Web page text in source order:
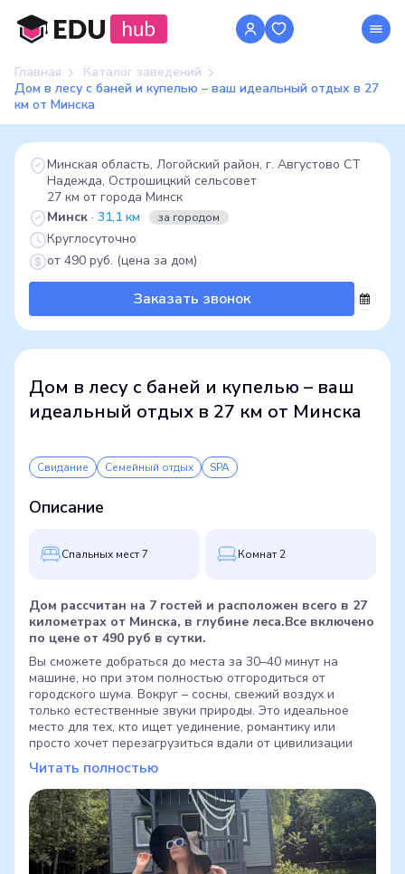
Главная
Каталог заведений
Дом в лесу с баней и купелью – ваш идеальный отдых в 27
км от Минска
Дом в лесу с баней и купелью – ваш
идеальный отдых в 27 км от Минска
Свидание Семейный отдых SPA
Описание
Cпальных мест 7 Комнат 2
Дом рассчитан на 7 гостей и расположен всего в 27
километрах от Минска, в глубине леса.Все включено
по цене от 490 руб в сутки.
Вы сможете добраться до места за 30–40 минут на
машине, но при этом полностью отгородиться от
городского шума. Вокруг – сосны, свежий воздух и
только естественные звуки природы. Это идеальное
место для тех, кто ищет уединение, романтику или
просто хочет перезагрузиться вдали от цивилизации
Читать полностью
Минская область, Логойский район, г. Августово СТ
Надежда, Острошицкий сельсовет
27 км от города Минск
Минск · 31,1 км за городом
Круглосуточно
от 490 руб. (цена за дом)
Заказать звонок